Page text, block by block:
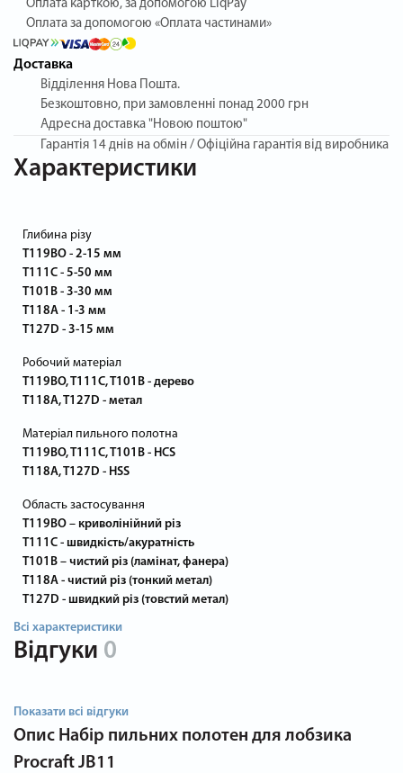
Оплата карткою, за допомогою LiqPay
Оплата за допомогою «Оплата частинами»
Доставка
Відділення Нова Пошта.
Безкоштовно, при замовленні понад 2000 грн
Адресна доставка "Новою поштою"
Гарантія 14 днів на обмін / Офіційна гарантія від виробника
Характеристики
Глибина різу
T119BO - 2-15 мм
T111C - 5-50 мм
T101B - 3-30 мм
T118A - 1-3 мм
T127D - 3-15 мм
Робочий матеріал
T119BO, T111C, T101B - дерево
T118A, T127D - метал
Матеріал пильного полотна
T119BO, T111C, T101B - HCS
T118A, T127D - HSS
Область застосування
T119BO – криволінійний різ
T111C - швидкість/акуратність
T101B – чистий різ (ламінат, фанера)
T118A - чистий різ (тонкий метал)
T127D - швидкий різ (товстий метал)
Всі характеристики
Відгуки 0
Показати всі відгуки
Опис Набір пильних полотен для лобзика
Procraft JB11